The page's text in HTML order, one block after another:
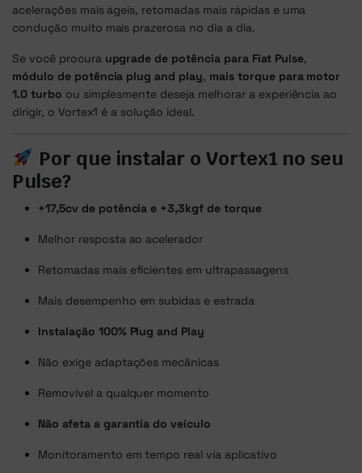
acelerações mais ágeis, retomadas mais rápidas e uma
condução muito mais prazerosa no dia a dia.
Se você procura upgrade de potência para Fiat Pulse,
módulo de potência plug and play, mais torque para motor
1.0 turbo ou simplesmente deseja melhorar a experiência ao
dirigir, o Vortex1 é a solução ideal.
Por que instalar o Vortex1 no seu
Pulse?
+17,5cv de potência e +3,3kgf de torque
Melhor resposta ao acelerador
Retomadas mais eficientes em ultrapassagens
Mais desempenho em subidas e estrada
Instalação 100% Plug and Play
Não exige adaptações mecânicas
Removível a qualquer momento
Não afeta a garantia do veículo
Monitoramento em tempo real via aplicativo